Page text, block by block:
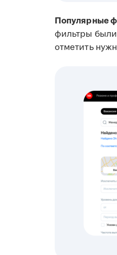
Популярные
фильтры были
отметить